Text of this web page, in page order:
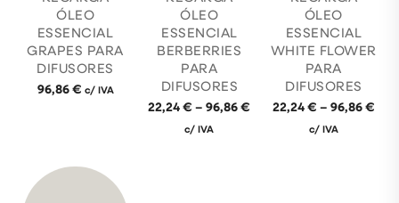
ÓLEO
ESSENCIAL
GRAPES PARA
DIFUSORES
96,86€ c/ IVA
ÓLEO
ESSENCIAL
BERBERRIES
PARA
DIFUSORES
22,24€ – 96,86€
c/ IVA
ÓLEO
ESSENCIAL
WHITE FLOWER
PARA
DIFUSORES
22,24€ – 96,86€
c/ IVA